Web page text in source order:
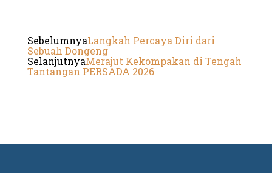
SebelumnyaLangkah Percaya Diri dari
Sebuah Dongeng
SelanjutnyaMerajut Kekompakan di Tengah
Tantangan PERSADA 2026